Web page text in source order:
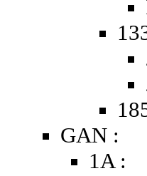
GAN :
1A :